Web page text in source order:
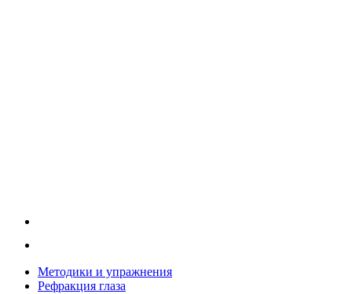
Методики и упражнения
Рефракция глаза